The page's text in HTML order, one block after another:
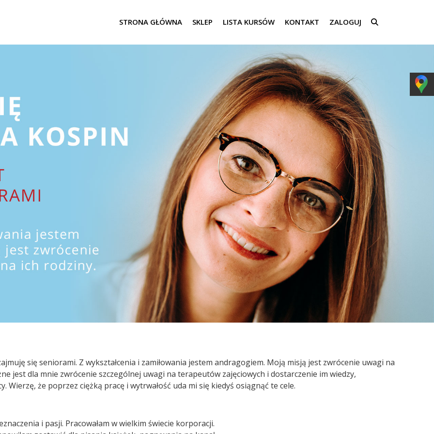
STRONA GŁÓWNA SKLEP LISTA KURSÓW KONTAKT ZALOGUJ
się seniorami. Z wykształcenia i zamiłowania jestem andragogiem. Moją misją jest zwrócenie uwagi na
jest dla mnie zwrócenie szczególnej uwagi na terapeutów zajęciowych i dostarczenie im wiedzy,
Wierzę, że poprzez ciężką pracę i wytrwałość uda mi się kiedyś osiągnąć te cele.
i pasji. Pracowałam w wielkim świecie korporacji.